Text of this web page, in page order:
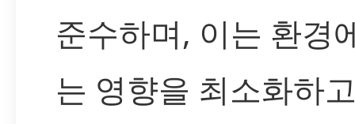
준수하며, 이는 환경
는 영향을 최소화하